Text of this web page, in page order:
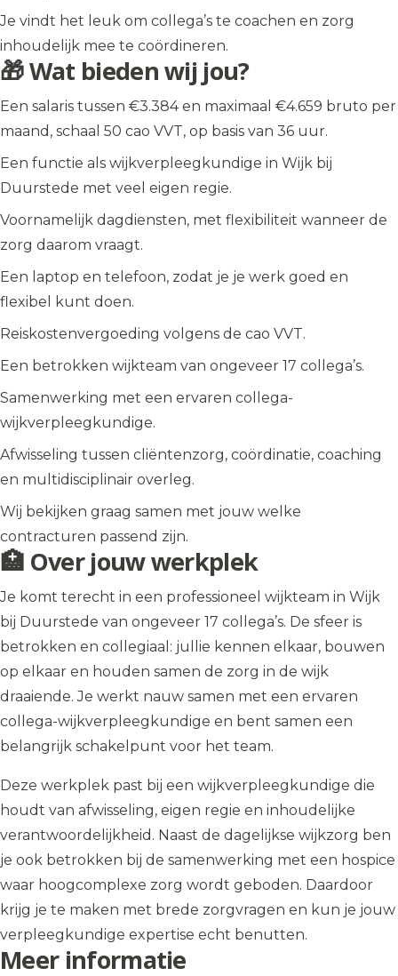
Je vindt het leuk om collega’s te coachen en zorg
inhoudelijk mee te coördineren.
🎁 Wat bieden wij jou?
Een salaris tussen €3.384 en maximaal €4.659 bruto per
maand, schaal 50 cao VVT, op basis van 36 uur.
Een functie als wijkverpleegkundige in Wijk bij
Duurstede met veel eigen regie.
Voornamelijk dagdiensten, met flexibiliteit wanneer de
zorg daarom vraagt.
Een laptop en telefoon, zodat je je werk goed en
flexibel kunt doen.
Reiskostenvergoeding volgens de cao VVT.
Een betrokken wijkteam van ongeveer 17 collega’s.
Samenwerking met een ervaren collega-
wijkverpleegkundige.
Afwisseling tussen cliëntenzorg, coördinatie, coaching
en multidisciplinair overleg.
Wij bekijken graag samen met jouw welke
contracturen passend zijn.
🏥 Over jouw werkplek
Je komt terecht in een professioneel wijkteam in Wijk
bij Duurstede van ongeveer 17 collega’s. De sfeer is
betrokken en collegiaal: jullie kennen elkaar, bouwen
op elkaar en houden samen de zorg in de wijk
draaiende. Je werkt nauw samen met een ervaren
collega-wijkverpleegkundige en bent samen een
belangrijk schakelpunt voor het team.
Deze werkplek past bij een wijkverpleegkundige die
houdt van afwisseling, eigen regie en inhoudelijke
verantwoordelijkheid. Naast de dagelijkse wijkzorg ben
je ook betrokken bij de samenwerking met een hospice
waar hoogcomplexe zorg wordt geboden. Daardoor
krijg je te maken met brede zorgvragen en kun je jouw
verpleegkundige expertise echt benutten.
Meer informatie